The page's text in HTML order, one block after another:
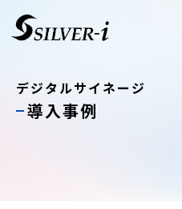
デジタルサイネージ
導入事例